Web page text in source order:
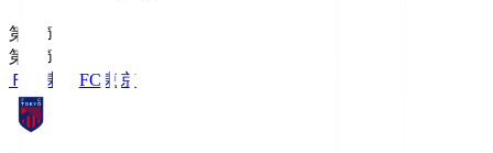
第1節
第1節
ＦＣ東京 FC東京